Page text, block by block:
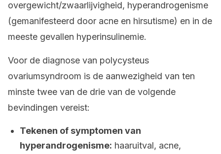
overgewicht/zwaarlijvigheid, hyperandrogenisme
(gemanifesteerd door acne en hirsutisme) en in de
meeste gevallen hyperinsulinemie.
Voor de diagnose van polycysteus
ovariumsyndroom is de aanwezigheid van ten
minste twee van de drie van de volgende
bevindingen vereist:
Tekenen of symptomen van
hyperandrogenisme: haaruitval, acne,